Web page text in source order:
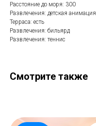
Расстояние до моря: 300
Развлечения: детская анимация
Терраса: есть
Развлечения: бильярд
Развлечения: теннис
Смотрите также